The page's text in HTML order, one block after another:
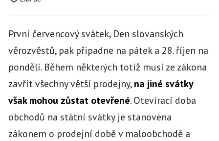
První červencový svátek, Den slovanských
věrozvěstů, pak připadne na pátek a 28. říjen na
pondělí. Během některých totiž musí ze zákona
zavřít všechny větší prodejny,na jiné svátky
však mohou zůstat otevřené. Otevírací doba
obchodů na státní svátky je stanovena
zákonem o prodejní době v maloobchodě a